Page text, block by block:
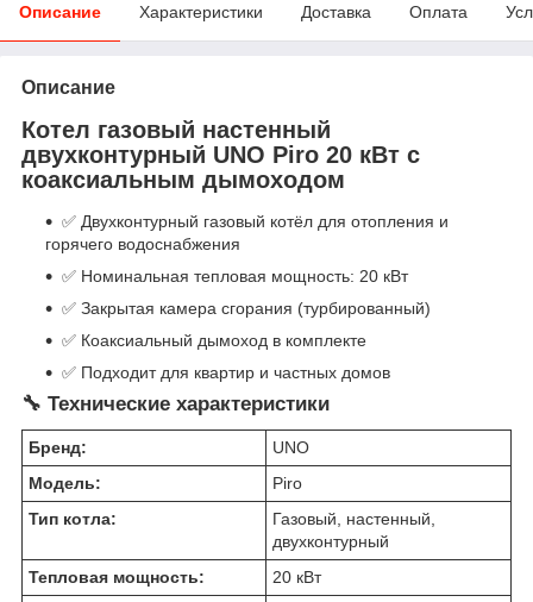
Описание Характеристики Доставка Оплата
Описание
Котел газовый настенный
двухконтурный UNO Piro 20 кВт с
коаксиальным дымоходом
✅ Двухконтурный газовый котёл для отопления и
горячего водоснабжения
✅ Номинальная тепловая мощность: 20 кВт
✅ Закрытая камера сгорания (турбированный)
✅ Коаксиальный дымоход в комплекте
✅ Подходит для квартир и частных домов
🔧 Технические характеристики
Бренд:
UNO
Модель:
Piro
Тип котла:
Газовый, настенный,
двухконтурный
Тепловая мощность:
20 кВт